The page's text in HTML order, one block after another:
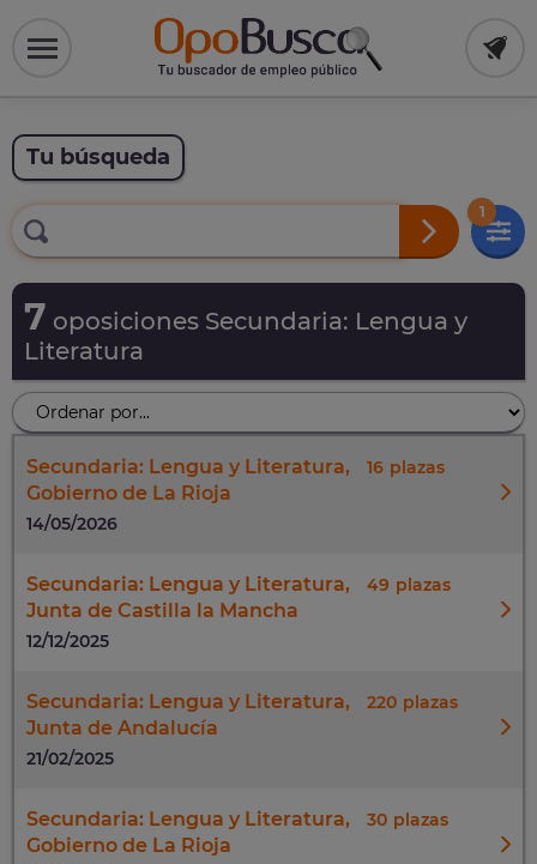
Tu búsqueda
1
7 oposiciones Secundaria: Lengua y
Literatura
Secundaria: Lengua y Literatura,
Gobierno de La Rioja
16
14/05/2026
Secundaria: Lengua y Literatura,
Junta de Castilla la Mancha
49
12/12/2025
Secundaria: Lengua y Literatura,
Junta de Andalucía
220
21/02/2025
Secundaria: Lengua y Literatura,
Gobierno de La Rioja
30